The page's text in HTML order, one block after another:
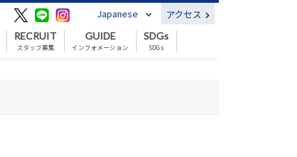
Japanese アクセス
RECRUIT
スタッフ募集
GUIDE
インフォメーション
SDGs
SDGs